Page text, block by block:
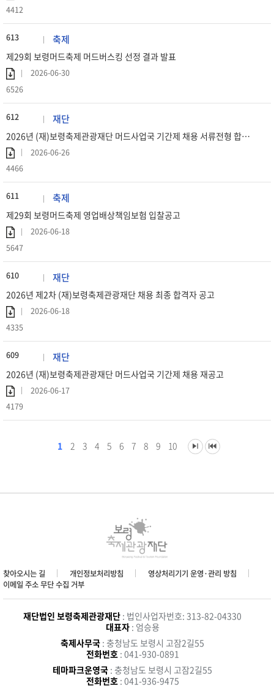
4412
613 축제
제29회 보령머드축제 머드버스킹 선정 결과 발표
2026-06-30
6526
612 재단
2026년 (재)보령축제관광재단 머드사업국 기간제 채용 서류전형 합격자 공고
2026-06-26
4466
611 축제
제29회 보령머드축제 영업배상책임보험 입찰공고
2026-06-18
5647
610 재단
2026년 제2차 (재)보령축제관광재단 채용 최종 합격자 공고
2026-06-18
4335
609 재단
2026년 (재)보령축제관광재단 머드사업국 기간제 채용 재공고
2026-06-17
4179
1 2 3 4 5 6 7 8 9 10
찾아오시는 길 개인정보처리방침
영상처리기기 운영·관리 방침
이메일 주소 무단 수집 거부
재단법인 보령축제관광재단 : 법인사업자번호: 313-82-04330
대표자: 엄승용
축제사무국 : 충청남도 보령시 고잠2길55
전화번호 : 041-930-0891
테마파크운영국 : 충청남도 보령시 고잠2길55
전화번호 : 041-936-9475